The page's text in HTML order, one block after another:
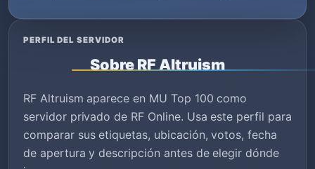
PERFIL DEL SERVIDOR
Sobre RF Altruism
RF Altruism aparece en MU Top 100 como
servidor privado de RF Online. Usa este perfil para
comparar sus etiquetas, ubicación, votos, fecha
de apertura y descripción antes de elegir dónde